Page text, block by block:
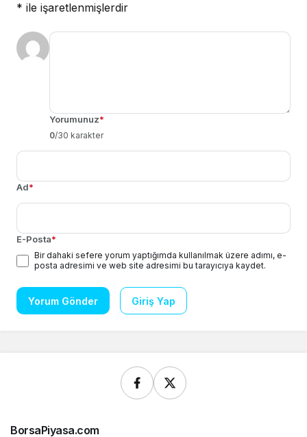
* ile işaretlenmişlerdir
Yorumunuz*
0/30 karakter
Ad*
E-Posta*
Bir dahaki sefere yorum yaptığımda kullanılmak üzere adımı, e-
posta adresimi ve web site adresimi bu tarayıcıya kaydet.
Yorum Gönder Giriş Yap
BorsaPiyasa.com